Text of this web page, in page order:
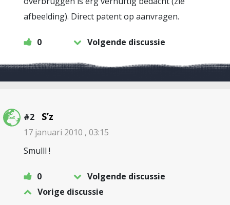
afbeelding). Direct patent op aanvragen.
0 Volgende discussie
#2 S’z
17 januari 2010 , 03:15
Smulll !
0
Volgende discussie
Vorige discussie